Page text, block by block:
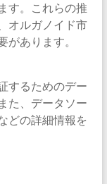
す。これらの推
オルガノイド市
あります。
するためのデー
た、データソー
どの詳細情報を